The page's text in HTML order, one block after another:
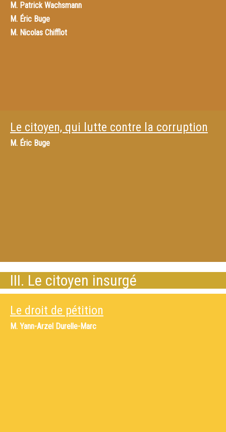
M. Patrick Wachsmann
M. Éric Buge
M. Nicolas Chifflot
Le citoyen, qui lutte contre la corruption
M. Éric Buge
III. Le citoyen insurgé
Le droit de pétition
M. Yann-Arzel Durelle-Marc